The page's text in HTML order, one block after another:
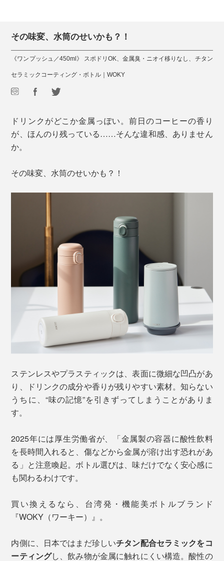
その味変、水筒のせいかも？！
《ワンプッシュ／450ml》 スポドリOK、金属臭・ニオイ移りなし、チタン
セラミックコーティング・ボトル｜WOKY
ドリンクがどこか金属っぽい。前日のコーヒーの香り
が、ほんのり残っている……そんな違和感、ありません
か。
その味変、水筒のせいかも？！
ステンレスやプラスティックは、表面に微細な凹凸があ
り、ドリンクの成分や香りが残りやすい素材。知らない
うちに、“味の記憶”を引きずってしまうことがありま
す。
2025年には厚生労働省が、「金属製の容器に酸性飲料
を長時間入れると、傷などから金属が溶け出す恐れがあ
る」と注意喚起。ボトル選びは、味だけでなく安心感に
も関わるわけです。
買い換えるなら、台湾発・機能美ボトルブランド
『WOKY（ワーキー）』。
内側に、日本ではまだ珍しいチタン配合セラミックをコ
ーティングし、飲み物が金属に触れにくい構造。酸性の